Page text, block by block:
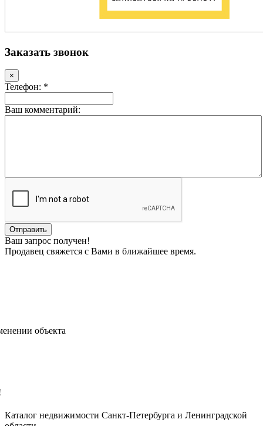
Заказать звонок
×
Телефон: *
Ваш комментарий:
Ваш запрос получен!
Продавец свяжется с Вами в ближайшее время.
объекта
Каталог недвижимости Санкт-Петербурга и Ленинградской